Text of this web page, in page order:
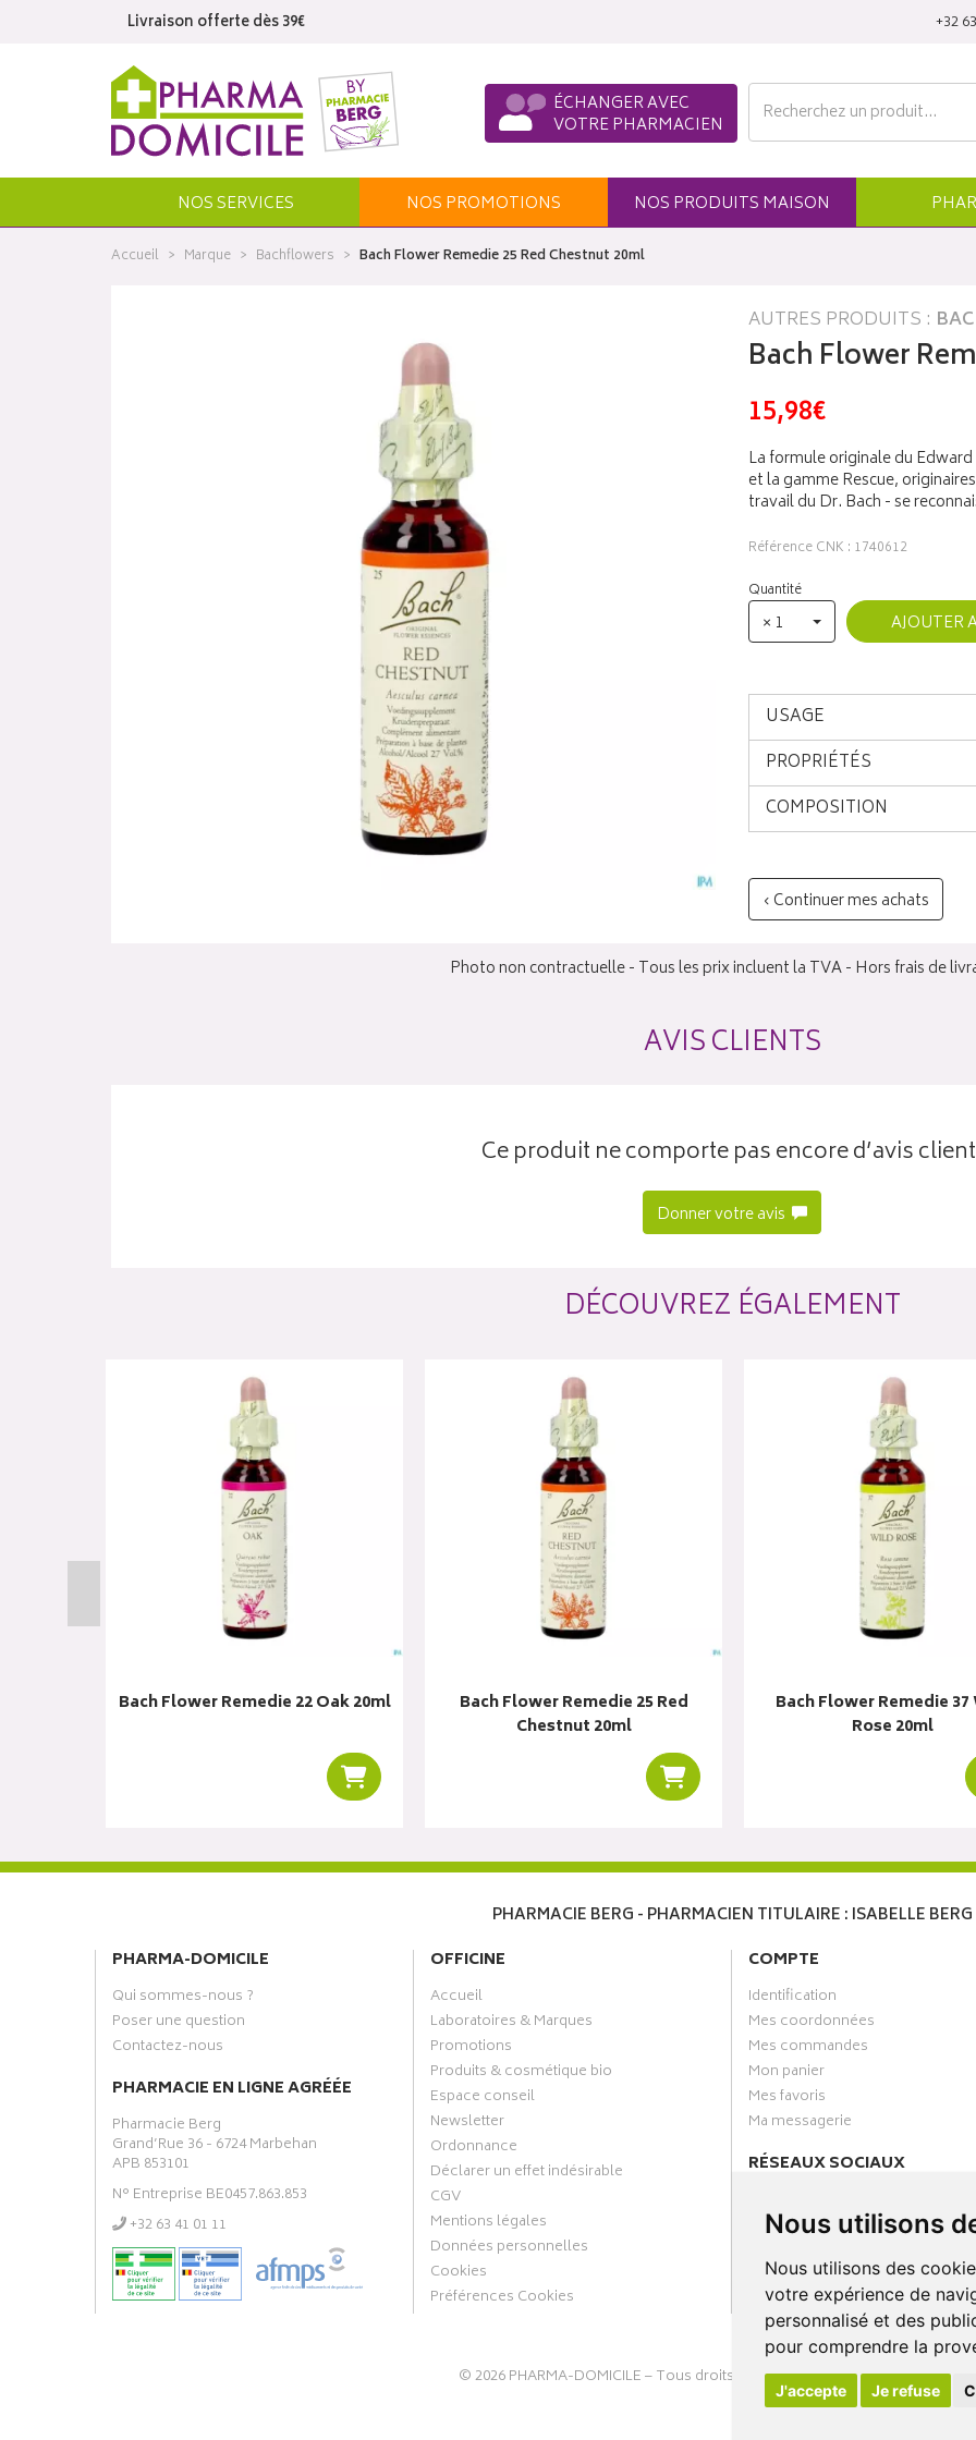
Nous utilisons
Nous utilisons des
votre expérience de
personnalisé et des
pour comprendre la
J'accepte Je refuse
Livraison offerte dès 39€ ‭+32
ÉCHANGER AVEC
VOTRE PHARMACIEN
NOS SERVICES NOS PROMOTIONS NOS PRODUITS MAISON
Accueil Marque Bachflowers Bach Flower Remedie 25 Red Chestnut 20ml
AUTRES PRODUITS :
Bach Flower
15,98€
La formule originale du
et la gamme Rescue,
travail du Dr. Bach - se
Référence CNK : 1740612
Quantité
× 1 AJOUTER
USAGE
PROPRIÉTÉS
COMPOSITION
‹ Continuer mes achats
Photo non contractuelle - Tous les prix incluent la TVA - Hors frais de
AVIS CLIENTS
Ce produit ne comporte pas encore d’avis
Donner votre avis
DÉCOUVREZ ÉGALEMENT
Bach Flower Remedie 22 Oak 20ml
Ajouter au panier
Bach Flower Remedie 25 Red
Chestnut 20ml
Ajouter au panier
Bach Flower Remedie
Rose 20ml
PHARMACIE BERG - PHARMACIEN TITULAIRE : ISABELLE BERG
PHARMA-DOMICILE
Qui sommes-nous ?
Poser une question
Contactez-nous
PHARMACIE EN LIGNE AGRÉÉE
Pharmacie Berg
Grand’Rue 36 - 6724 Marbehan
APB 853101
N° Entreprise BE0457.863.853
‭+32 63 41 01 11‬
OFFICINE
Accueil
Laboratoires & Marques
Promotions
Produits & cosmétique bio
Espace conseil
Newsletter
Ordonnance
Déclarer un effet indésirable
CGV
Mentions légales
Données personnelles
Cookies
Préférences Cookies
COMPTE
Identification
Mes coordonnées
Mes commandes
Mon panier
Mes favoris
Ma messagerie
RÉSEAUX SOCIAUX
Annuaire des pharmacies
© 2026PHARMA-DOMICILE– Tous droits réservés –Apotekisto Pharmacie